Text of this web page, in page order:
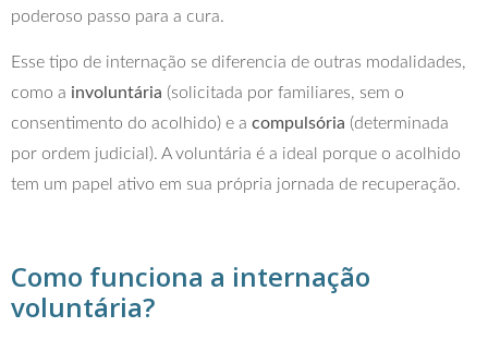
poderoso passo para a cura.
Esse tipo de internação se diferencia de outras modalidades,
como a involuntária (solicitada por familiares, sem o
consentimento do acolhido) e a compulsória (determinada
por ordem judicial). A voluntária é a ideal porque o acolhido
tem um papel ativo em sua própria jornada de recuperação.
Como funciona a internação
voluntária?